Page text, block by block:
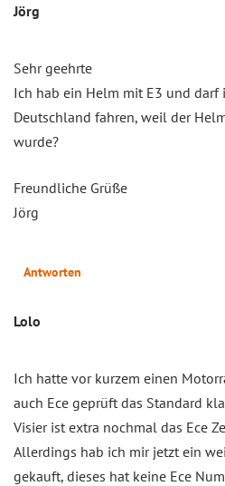
Jörg
Sehr geehrte
Ich hab ein Helm mit E3 und darf
Deutschland fahren, weil der
wurde?
Freundliche Grüße
Jörg
Antworten
Lolo
Ich hatte vor kurzem einen
auch Ece geprüft das Standard
Visier ist extra nochmal das Ece
Allerdings hab ich mir jetzt ein
gekauft, dieses hat keine Ece